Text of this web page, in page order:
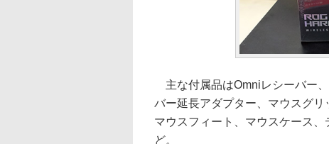
主な付属品はOmniレシーバー
バー延長アダプター、マウスグ
マウスフィート、マウスケース
ど。